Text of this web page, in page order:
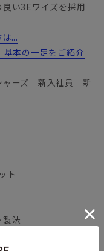
い3Eワイズを採用
...
本の一足をご紹介
ーズ 新入社員 新
ト
製法